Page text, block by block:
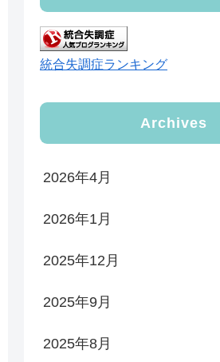
統合失調症ランキング
Archives
2026年4月
2026年1月
2025年12月
2025年9月
2025年8月